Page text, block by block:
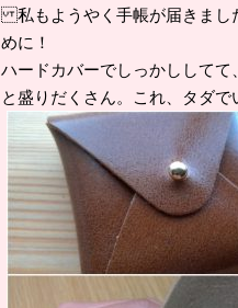
私もようやく手帳が届きまし
めに！
ハードカバーでしっかしして
と盛りだくさん。これ、タダで